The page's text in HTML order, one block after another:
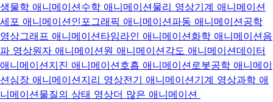
생물학 애니메이션수학 애니메이션물리 영상기계 애니메이션
세포 애니메이션인포그래픽 애니메이션파동 애니메이션공학
영상그래프 애니메이션타임라인 애니메이션화학 애니메이션음
파 영상원자 애니메이션원 애니메이션각도 애니메이션데이터
애니메이션지진 애니메이션호흡 애니메이션로봇공학 애니메이
션심장 애니메이션지리 영상전기 애니메이션기계 영상과학 애
니메이션물질의 상태 영상더 많은 애니메이션